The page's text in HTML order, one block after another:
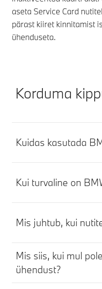
aseta Service Card
pärast kiiret kinnitamist
ühenduseta.
Korduma
Kuidas kasutada
Kui turvaline on
Mis juhtub, kui
Mis siis, kui mul
ühendust?